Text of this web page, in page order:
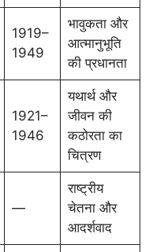
1919–
1949
भावुकता और
आत्मानुभूति
की प्रधानता
1921–
1946
यथार्थ और
जीवन की
कठोरता का
चित्रण
—
राष्ट्रीय
चेतना और
आदर्शवाद